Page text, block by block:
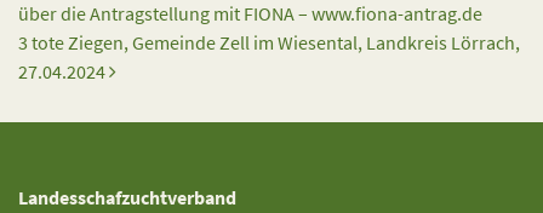
über die Antragstellung mit FIONA – www.fiona-antrag.de
3 tote Ziegen, Gemeinde Zell im Wiesental, Landkreis Lörrach,
27.04.2024
Landesschafzuchtverband